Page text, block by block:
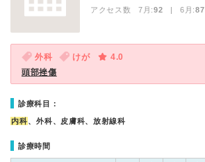
アクセス数 7月:92 | 6月:87
外科 けが
4.0
頭部挫傷
診療科目：
内科、外科、皮膚科、放射線科
診療時間